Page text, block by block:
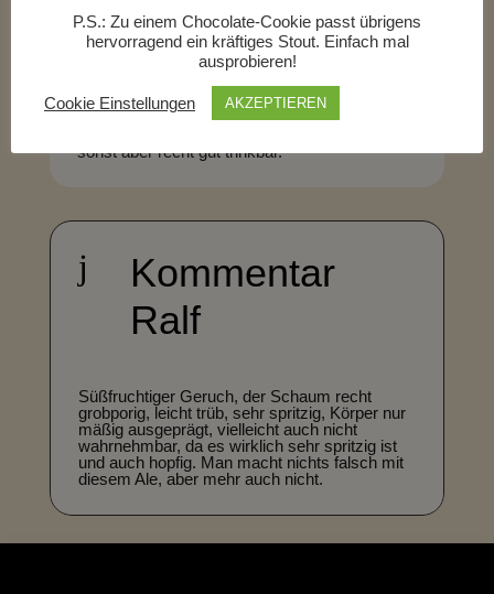
Schöner Mandarin-Orange-Geruch. Ansonsten
leicht trüb und hellgelb im Glas. Recht sprizig.
Im Geschmack recht hefig aber trotzdem
fruchtig. Helle, leicht strohige Malznote.
Insgesamt gefällt mir die Fruchtnote in diesem
sonst aber recht gut trinkbar.
j
Kommentar
Ralf
Süßfruchtiger Geruch, der Schaum recht
grobporig, leicht trüb, sehr spritzig, Körper nur
mäßig ausgeprägt, vielleicht auch nicht
wahrnehmbar, da es wirklich sehr spritzig ist
und auch hopfig. Man macht nichts falsch mit
diesem Ale, aber mehr auch nicht.
P.S.: Zu einem Chocolate-Cookie passt übrigens
hervorragend ein kräftiges Stout. Einfach mal
ausprobieren!
Cookie Einstellungen AKZEPTIEREN